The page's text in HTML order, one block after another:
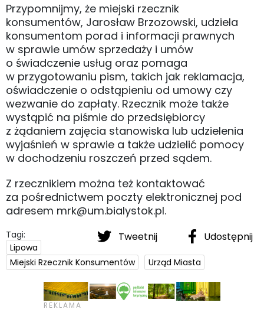
Przypomnijmy, że miejski rzecznik
konsumentów, Jarosław Brzozowski, udziela
konsumentom porad i informacji prawnych
w sprawie umów sprzedaży i umów
o świadczenie usług oraz pomaga
w przygotowaniu pism, takich jak reklamacja,
oświadczenie o odstąpieniu od umowy czy
wezwanie do zapłaty. Rzecznik może także
wystąpić na piśmie do przedsiębiorcy
z żądaniem zajęcia stanowiska lub udzielenia
wyjaśnień w sprawie a także udzielić pomocy
w dochodzeniu roszczeń przed sądem.
Z rzecznikiem można też kontaktować
za pośrednictwem poczty elektronicznej pod
adresem mrk@um.bialystok.pl.
Tweetnij Udostępnij
Tagi:
Lipowa
Miejski Rzecznik Konsumentów
Urząd Miasta